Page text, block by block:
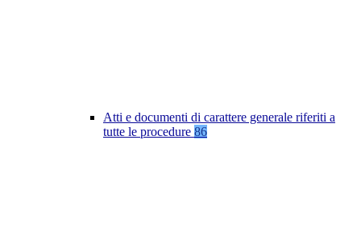
Atti e documenti di carattere generale riferiti a
tutte le procedure 86